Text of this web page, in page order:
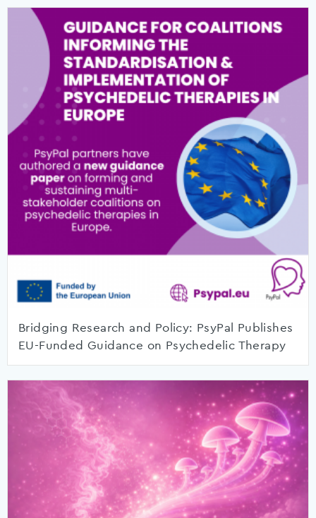
Bridging Research and Policy: PsyPal Publishes
EU-Funded Guidance on Psychedelic Therapy